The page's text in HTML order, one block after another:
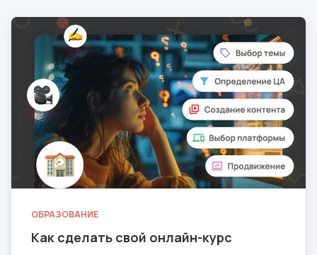
ОБРАЗОВАНИЕ
Как сделать свой онлайн-курс